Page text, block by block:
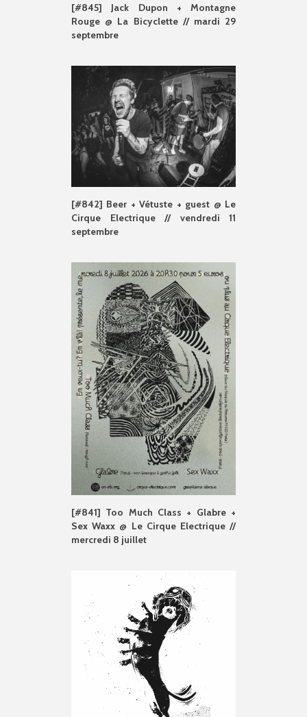
[#845] Jack Dupon + Montagne
Rouge @ La Bicyclette // mardi 29
septembre
[#842] Beer + Vétuste + guest @ Le
Cirque Electrique // vendredi 11
septembre
[#841] Too Much Class + Glabre +
Sex Waxx @ Le Cirque Electrique //
mercredi 8 juillet